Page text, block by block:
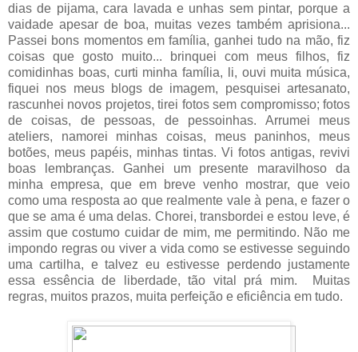
dias de pijama, cara lavada e unhas sem pintar, porque a
vaidade apesar de boa, muitas vezes também aprisiona...
Passei bons momentos em família, ganhei tudo na mão, fiz
coisas que gosto muito... brinquei com meus filhos, fiz
comidinhas boas, curti minha família, li, ouvi muita música,
fiquei nos meus blogs de imagem, pesquisei artesanato,
rascunhei novos projetos, tirei fotos sem compromisso; fotos
de coisas, de pessoas, de pessoinhas. Arrumei meus
ateliers, namorei minhas coisas, meus paninhos, meus
botões, meus papéis, minhas tintas. Vi fotos antigas, revivi
boas lembranças. Ganhei um presente maravilhoso da
minha empresa, que em breve venho mostrar, que veio
como uma resposta ao que realmente vale à pena, e fazer o
que se ama é uma delas. Chorei, transbordei e estou leve, é
assim que costumo cuidar de mim, me permitindo. Não me
impondo regras ou viver a vida como se estivesse seguindo
uma cartilha, e talvez eu estivesse perdendo justamente
essa essência de liberdade, tão vital prá mim. Muitas
regras, muitos prazos, muita perfeição e eficiência em tudo.